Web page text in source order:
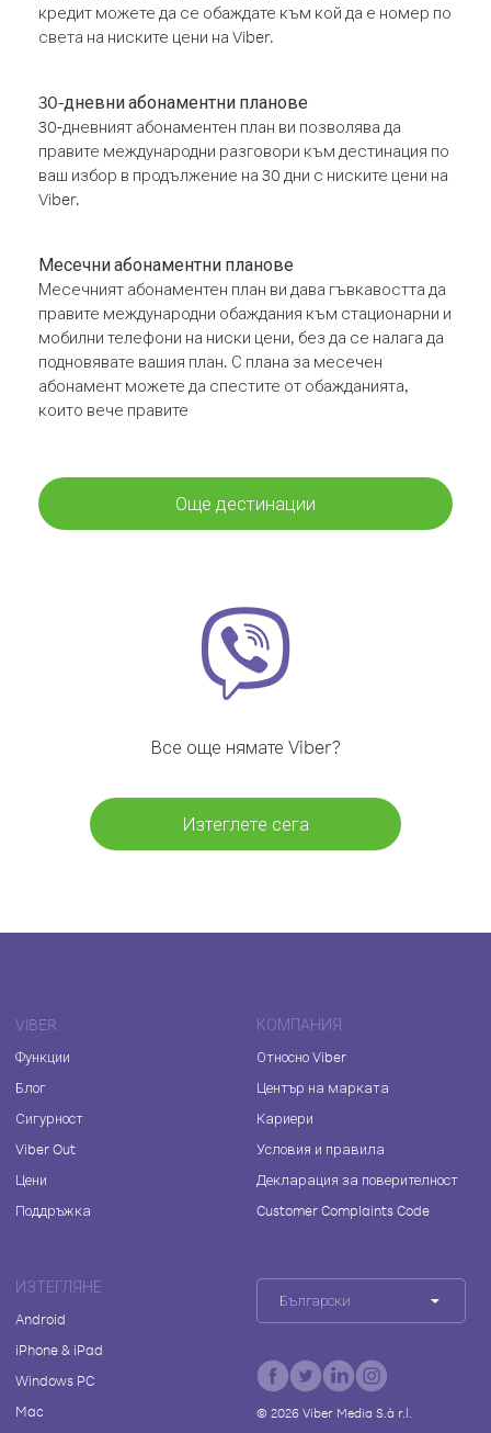
кредит можете да се обаждате към кой да е номер по
света на ниските цени на Viber.
30-дневни абонаментни планове
30-дневният абонаментен план ви позволява да
правите международни разговори към дестинация по
ваш избор в продължение на 30 дни с ниските цени на
Viber.
Месечни абонаментни планове
Месечният абонаментен план ви дава гъвкавостта да
правите международни обаждания към стационарни и
мобилни телефони на ниски цени, без да се налага да
подновявате вашия план. С плана за месечен
абонамент можете да спестите от обажданията,
които вече правите
Още дестинации
Все още нямате Viber?
Изтеглете сега
VIBER
Функции
Блог
Сигурност
Viber Out
Цени
Поддръжка
КОМПАНИЯ
Относно Viber
Център на марката
Кариери
Условия и правила
Декларация за поверителност
Customer Complaints Code
ИЗТЕГЛЯНЕ
Android
iPhone & iPad
Windows PC
Mac
Български
© 2026Viber Media S.à r.l.